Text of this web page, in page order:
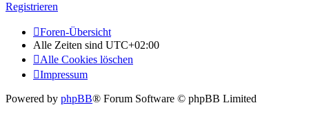
Registrieren
Foren-Übersicht
Alle Zeiten sind UTC+02:00
Alle Cookies löschen
Impressum
Powered by phpBB® Forum Software © phpBB Limited